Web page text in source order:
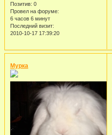
Позитив: 0
Провел на форуме:
6 часов 6 минут
Последний визит:
2010-10-17 17:39:20
Мурка